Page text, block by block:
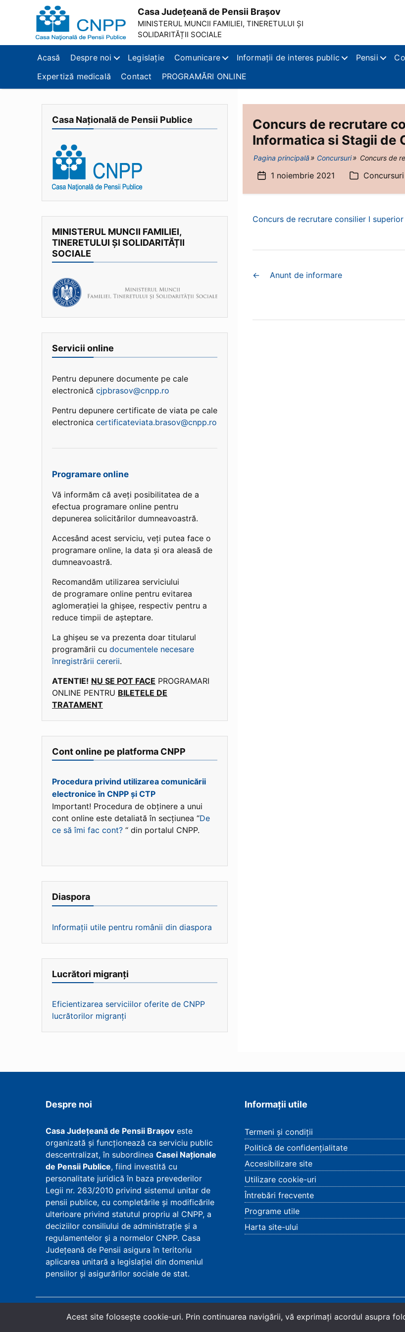
Casa
Județeană
Pensii
Brașov
Casa Județeană de Pensii Brașov
MINISTERUL MUNCII FAMILIEI, TINERETULUI ȘI
SOLIDARITĂȚII SOCIALE
Acasă Despre noi Legislație Comunicare Informații de interes public Pensii
Expertiză medicală
Contact PROGRAMĂRI ONLINE
Concurs de recrutare
Informatica si Stagii de
Pagina principală Concursuri Concurs de
Dată1 noiembrie 2021 Categorii
Concursuri
Concurs de recrutare consilier I
← Anunt de informare
Casa Națională de Pensii Publice
MINISTERUL MUNCII FAMILIEI,
TINERETULUI ȘI SOLIDARITĂȚII
SOCIALE
Servicii online
Pentru depunere documente pe cale
electronică cjpbrasov@cnpp.ro
Pentru depunere certificate de viata pe cale
electronica certificateviata.brasov@cnpp.ro
Programare online
Vă informăm că aveți posibilitatea de a
efectua programare online pentru
depunerea solicitărilor dumneavoastră.
Accesând acest serviciu, veți putea face o
programare online, la data și ora aleasă de
dumneavoastră.
Recomandăm utilizarea serviciului
de programare online pentru evitarea
aglomerației la ghișee, respectiv pentru a
reduce timpii de așteptare.
La ghișeu se va prezenta doar titularul
programării cu documentele necesare
înregistrării cererii.
ATENTIE! NU SE POT FACE PROGRAMARI
ONLINE PENTRU BILETELE DE
TRATAMENT
Cont online pe platforma CNPP
Procedura privind utilizarea comunicării
electronice în CNPP și CTP
Important! Procedura de obținere a unui
cont online este detaliată în secțiunea “De
ce să îmi fac cont? “ din portalul CNPP.
Diaspora
Informații utile pentru românii din diaspora
Lucrători migranți
Eficientizarea serviciilor oferite de CNPP
lucrătorilor migranți
Despre noi
Casa Județeană de Pensii Brașov este
organizată și funcționează ca serviciu public
descentralizat, în subordinea Casei Naționale
de Pensii Publice, fiind investită cu
personalitate juridică în baza prevederilor
Legii nr. 263/2010 privind sistemul unitar de
pensii publice, cu completările și modificările
ulterioare privind statutul propriu al CNPP, a
deciziilor consiliului de administrație și a
regulamentelor și a normelor CNPP. Casa
Județeană de Pensii asigura în teritoriu
aplicarea unitară a legislației din domeniul
pensiilor și asigurărilor sociale de stat.
Informații utile
Termeni și condiții
Politică de confidențialitate
Accesibilizare site
Utilizare cookie-uri
Întrebări frecvente
Programe utile
Harta site-ului
Copyright©2026Casa Județeană de Pensii Brașov.
Acest site foloseşte cookie-uri. Prin continuarea navigării, vă exprimaţi acordul asupra